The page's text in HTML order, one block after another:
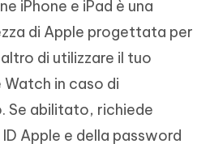
iPhone e iPad è una
di Apple progettata per
di utilizzare il tuo
Watch in caso di
Se abilitato, richiede
Apple e della password